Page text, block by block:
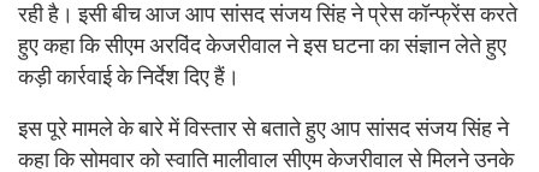
रही है। इसी बीच आज आप सांसद संजय सिंह ने प्रेस कॉन्फ्रेंस करते
हुए कहा कि सीएम अरविंद केजरीवाल ने इस घटना का संज्ञान लेते हुए
कड़ी कार्रवाई के निर्देश दिए हैं।
इस पूरे मामले के बारे में विस्तार से बताते हुए आप सांसद संजय सिंह ने
कहा कि सोमवार को स्वाति मालीवाल सीएम केजरीवाल से मिलने उनके